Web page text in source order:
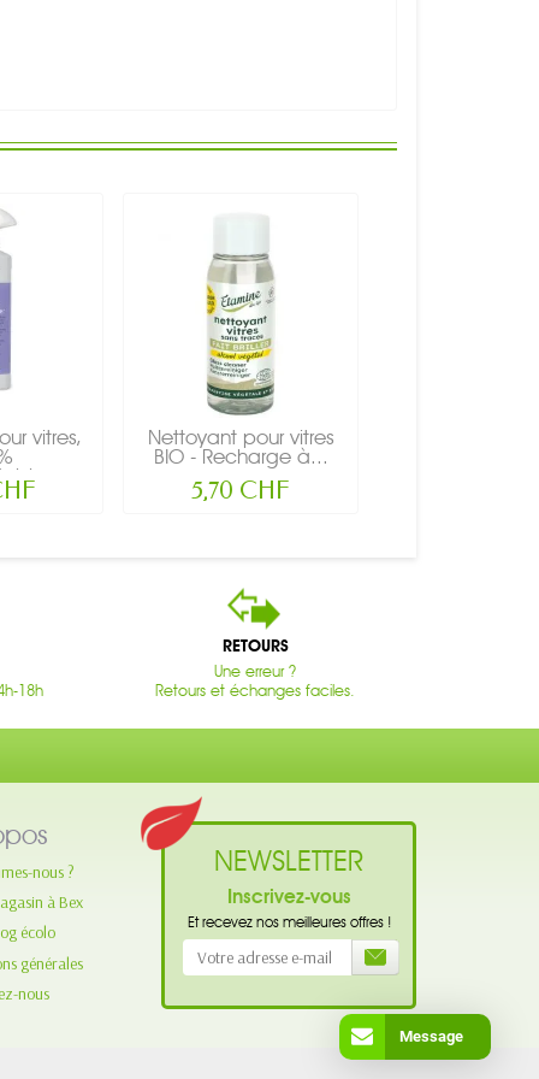
vitres,
Nettoyant pour vitres
BIO - Recharge à...
5,70 CHF
18h
RETOURS
Une erreur ?
Retours et échanges faciles.
nous ?
à Bex
écolo
générales
nous
NEWSLETTER
Inscrivez-vous
Et recevez nos meilleures offres !
Message